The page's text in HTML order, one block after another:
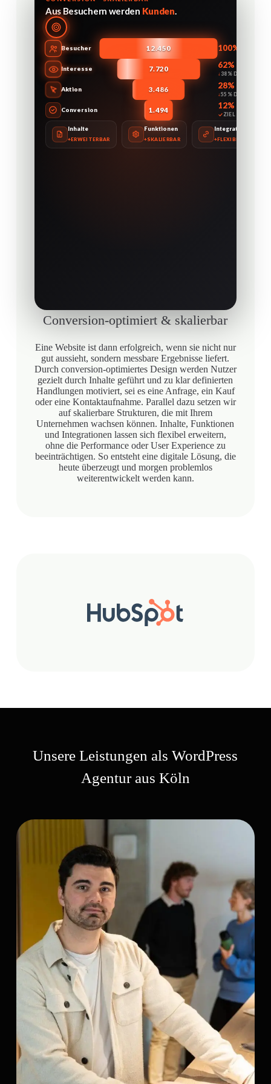
Aus Besuchern werden Kunden.
Besucher 12.450 100%
Interesse 7.720 62%
38% DROP
Aktion 3.486 28%
55% DROP
Conversion 1.494 12%
ZIEL
Inhalte
ERWEITERBAR
Funktionen
SKALIERBAR
Integrationen
FLEXIBEL
Conversion-optimiert & skalierbar
Eine Website ist dann erfolgreich, wenn sie nicht nur
gut aussieht, sondern messbare Ergebnisse liefert.
Durch conversion-optimiertes Design werden Nutzer
gezielt durch Inhalte geführt und zu klar definierten
Handlungen motiviert, sei es eine Anfrage, ein Kauf
oder eine Kontaktaufnahme. Parallel dazu setzen wir
auf skalierbare Strukturen, die mit Ihrem
Unternehmen wachsen können. Inhalte, Funktionen
und Integrationen lassen sich flexibel erweitern,
ohne die Performance oder User Experience zu
beeinträchtigen. So entsteht eine digitale Lösung, die
heute überzeugt und morgen problemlos
weiterentwickelt werden kann.
Unsere Leistungen als WordPress
Agentur aus Köln